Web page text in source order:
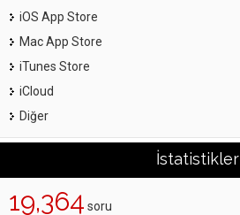
iOS App Store
Mac App Store
iTunes Store
iCloud
Diğer
İstatistikler
19,364 soru